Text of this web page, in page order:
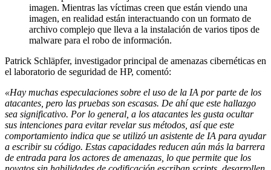
imagen. Mientras las víctimas creen que están viendo una
imagen, en realidad están interactuando con un formato de
archivo complejo que lleva a la instalación de varios tipos de
malware para el robo de información.
Patrick Schläpfer, investigador principal de amenazas cibernéticas en
el laboratorio de seguridad de HP, comentó:
«Hay muchas especulaciones sobre el uso de la IA por parte de los
atacantes, pero las pruebas son escasas. De ahí que este hallazgo
sea significativo. Por lo general, a los atacantes les gusta ocultar
sus intenciones para evitar revelar sus métodos, así que este
comportamiento indica que se utilizó un asistente de IA para ayudar
a escribir su código. Estas capacidades reducen aún más la barrera
de entrada para los actores de amenazas, lo que permite que los